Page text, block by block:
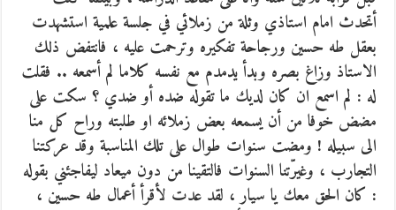
أتحدث امام استاذي وثلة من زملائي في جلسة علمية استشهدت
بعقل طه حسين ورجاحة تفكيره وترحمت عليه ، فانتفض ذلك
الاستاذ وزاغ بصره وبدأ يدمدم مع نفسه كلاما لم أسمعه .. فقلت
له : لم اسمع ان كان لديك ما تقوله ضده أو ضدي ؟ سكت على
مضض خوفا من أن يسمعه بعض زملائه او طلبته وراح كل منا
الى سبيله ! ومضت سنوات طوال على تلك المناسبة وقد عركتنا
التجارب ، وغيرّتنا السنوات فالتقينا من دون ميعاد ليفاجئني بقوله
: كان الحق معك يا سيار ، لقد عدت لأقرأ أعمال طه حسين ،